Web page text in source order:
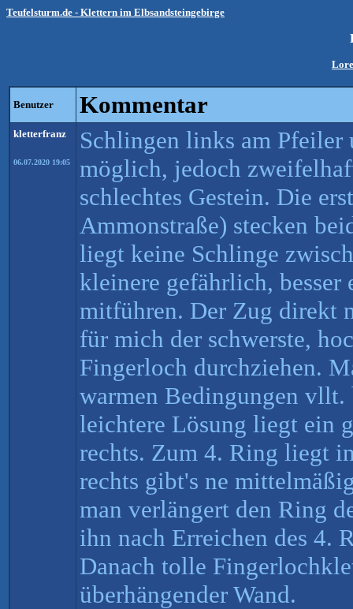
Teufelsturm.de - Klettern im Elbsandsteingebirge
Benutzer Kommentar
kletterfranz
06.07.2020 19:05
Schlingen links am Pfeiler
möglich, jedoch
schlechtes Gestein. Die
Ammonstraße) stecken
liegt keine Schlinge
kleinere gefährlich, besser
mitführen. Der Zug direkt
für mich der schwerste,
Fingerloch durchziehen.
warmen Bedingungen vllt.
leichtere Lösung liegt ein
rechts. Zum 4. Ring liegt
rechts gibt's ne
man verlängert den Ring
ihn nach Erreichen des 4.
Danach tolle
überhängender Wand.